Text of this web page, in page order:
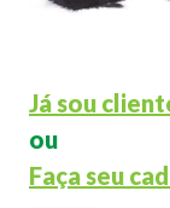
Já sou
ou
Faça seu